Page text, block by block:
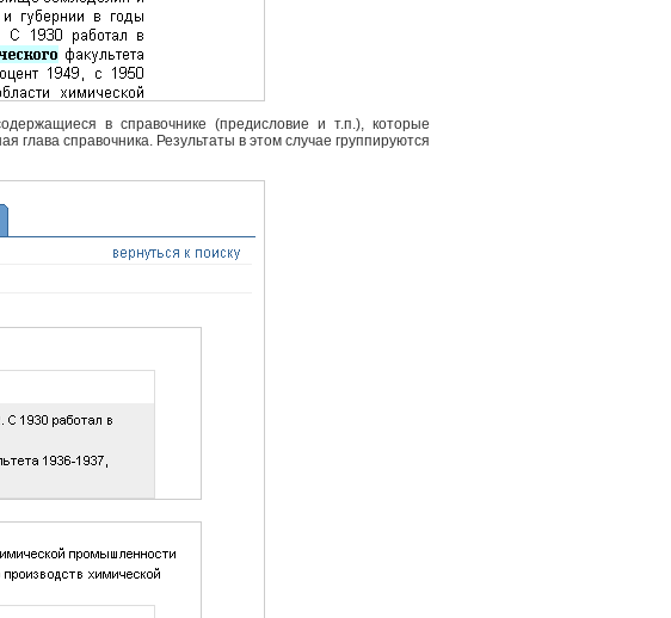
в справочнике (предисловие и т.п.), которые
глава справочника. Результаты в этом случае группируются